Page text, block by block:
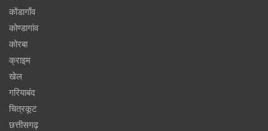
कोंडागाँव
कोण्डागांव
कोरबा
क्राइम
खेल
गरियाबंद
चित्रकूट
छत्तीसगढ़